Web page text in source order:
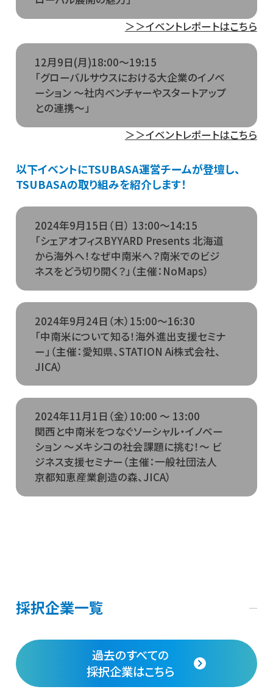
＞＞イベントレポートはこちら
12月9日(月)18:00～19:15
「グローバルサウスにおける大企業のイノベ
ーション ～社内ベンチャーやスタートアップ
との連携～」
＞＞イベントレポートはこちら
以下イベントにTSUBASA運営チームが登壇し、
TSUBASAの取り組みを紹介します！
2024年9月15日（日） 13:00～14:15
「シェアオフィスBYYARD Presents 北海道
から海外へ！なぜ中南米へ？南米でのビジ
ネスをどう切り開く？」（主催：NoMaps）
2024年9月24日（木）15:00～16:30
「中南米について知る！海外進出支援セミナ
ー」（主催：愛知県、STATION Ai株式会社、
JICA）
2024年11月1日（金）10:00 ～ 13:00
関西と中南米をつなぐソーシャル・イノベー
ション ～メキシコの社会課題に挑む！～ ビ
ジネス支援セミナー（主催：一般社団法人
京都知恵産業創造の森、JICA）
採択企業一覧
過去のすべての
採択企業はこちら